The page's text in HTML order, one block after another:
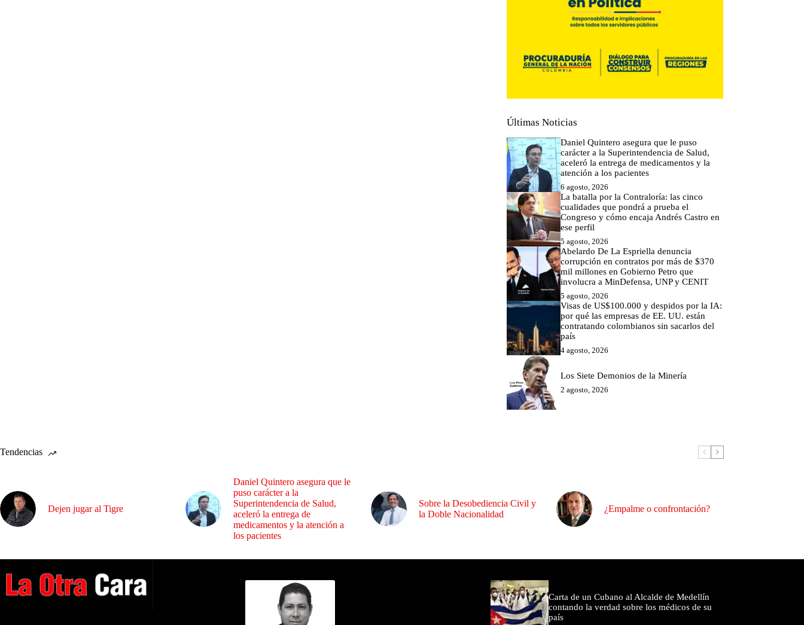
Últimas Noticias
Daniel Quintero asegura que le puso
carácter a la Superintendencia de Salud,
aceleró la entrega de medicamentos y la
atención a los pacientes
6 agosto, 2026
La batalla por la Contraloría: las cinco
cualidades que pondrá a prueba el
Congreso y cómo encaja Andrés Castro en
ese perfil
5 agosto, 2026
Abelardo De La Espriella denuncia
corrupción en contratos por más de $370
mil millones en Gobierno Petro que
involucra a MinDefensa, UNP y CENIT
5 agosto, 2026
Visas de US$100.000 y despidos por la IA:
por qué las empresas de EE. UU. están
contratando colombianos sin sacarlos del
país
4 agosto, 2026
Los Siete Demonios de la Minería
2 agosto, 2026
Tendencias
Dejen jugar al Tigre
Daniel Quintero asegura que le
puso carácter a la
Superintendencia de Salud,
aceleró la entrega de
medicamentos y la atención a
los pacientes
Sobre la Desobediencia Civil y
la Doble Nacionalidad
¿Empalme o confrontación?
Carta de un Cubano al Alcalde de Medellín
contando la verdad sobre los médicos de su
país